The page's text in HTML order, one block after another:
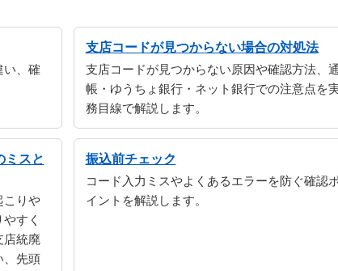
い、確
支店コードが見つからない場合の対処法
支店コードが見つからない原因や確認方法、通
帳・ゆうちょ銀行・ネット銀行での注意点を
務目線で解説します。
ミスと
こりや
すく
店統廃
、先頭
振込前チェック
コード入力ミスやよくあるエラーを防ぐ確認
イントを解説します。